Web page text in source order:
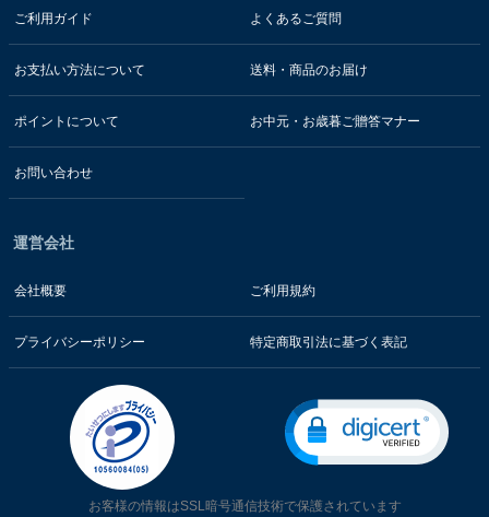
ご利用ガイド よくあるご質問
お支払い方法について 送料・商品のお届け
ポイントについて お中元・お歳暮ご贈答マナー
お問い合わせ
運営会社
会社概要 ご利用規約
プライバシーポリシー 特定商取引法に基づく表記
お客様の情報はSSL暗号通信技術で保護されています